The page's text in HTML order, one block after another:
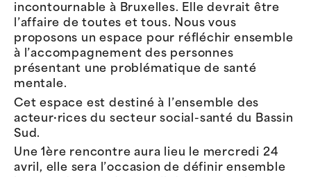
incontournable à Bruxelles. Elle devrait être
l’affaire de toutes et tous. Nous vous
proposons un espace pour réfléchir ensemble
à l’accompagnement des personnes
présentant une problématique de santé
mentale.
Cet espace est destiné à l’ensemble des
acteur·rices du secteur social-santé du Bassin
Sud.
Une 1ère rencontre aura lieu le mercredi 24
avril, elle sera l’occasion de définir ensemble